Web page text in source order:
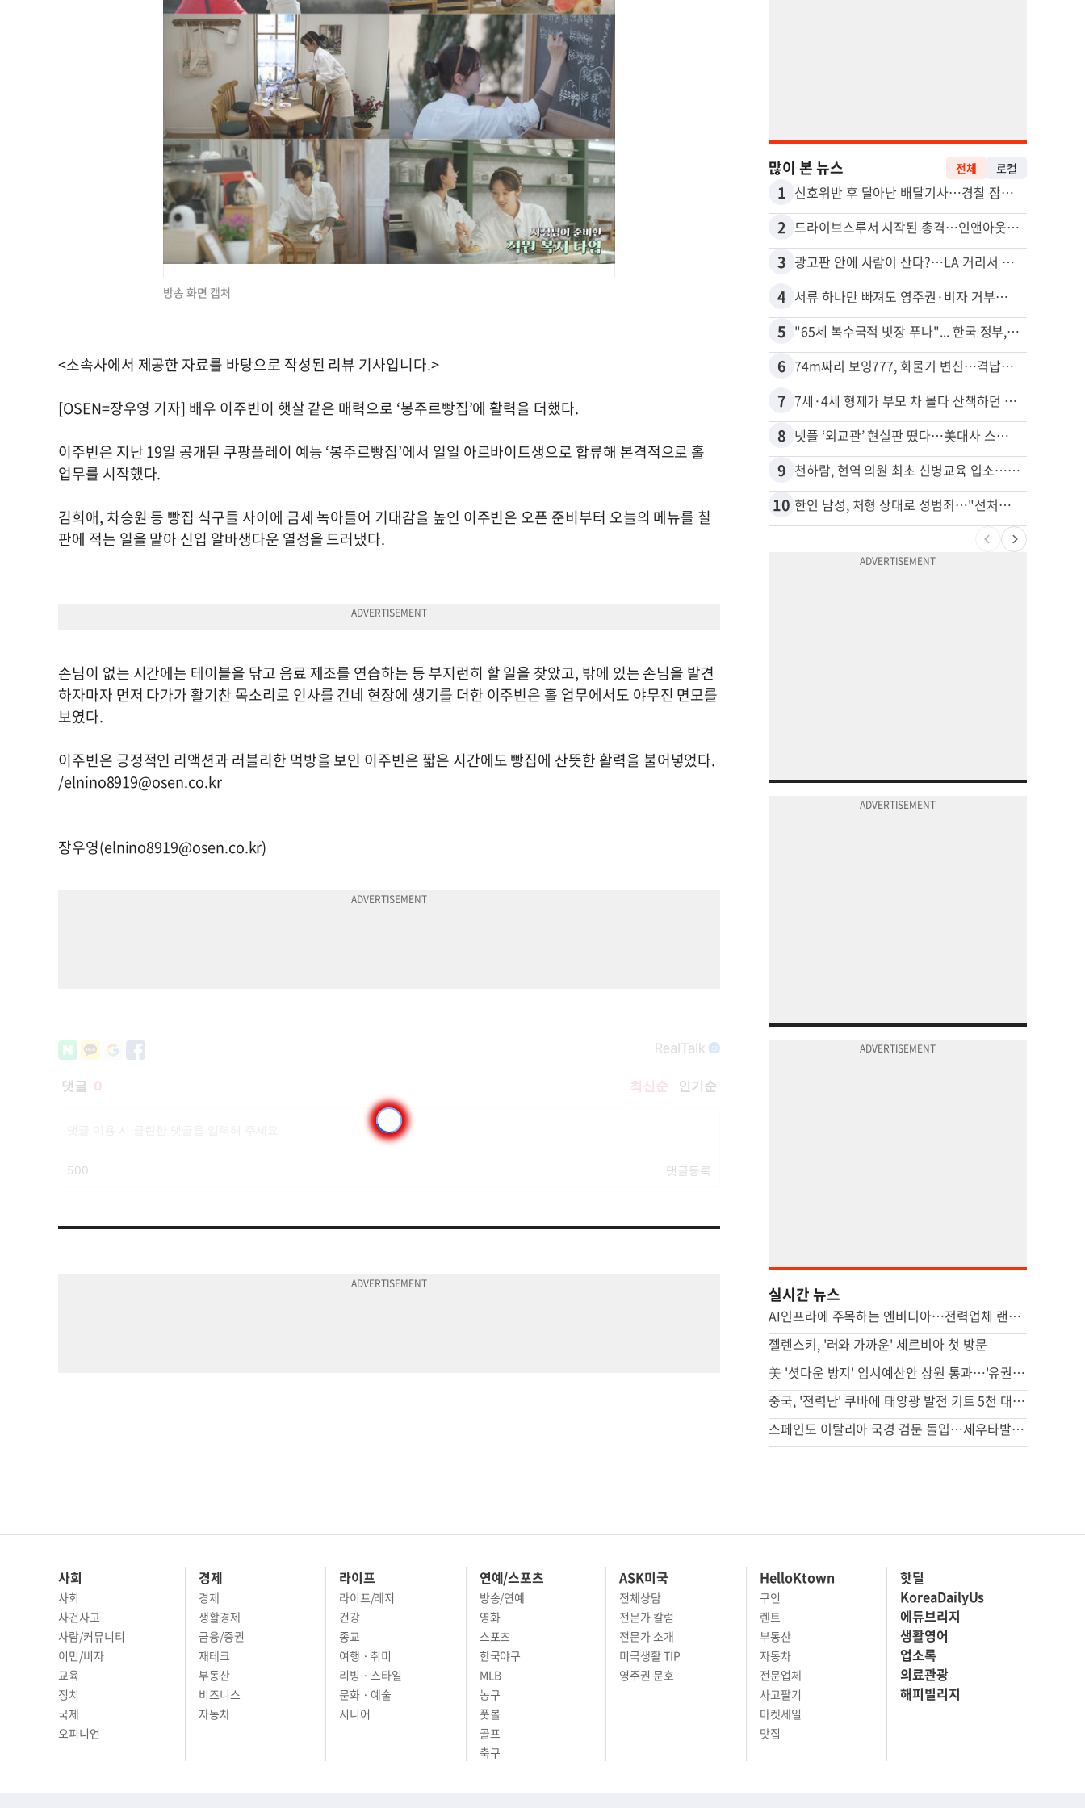
방송 화면 캡처
<소속사에서 제공한 자료를 바탕으로 작성된 리뷰 기사입니다.>
[OSEN=장우영 기자] 배우 이주빈이 햇살 같은 매력으로 ‘봉주르빵집’에 활력을 더했다.
이주빈은 지난 19일 공개된 쿠팡플레이 예능 ‘봉주르빵집’에서 일일 아르바이트생으로 합류해 본격적으로 홀
업무를 시작했다.
김희애, 차승원 등 빵집 식구들 사이에 금세 녹아들어 기대감을 높인 이주빈은 오픈 준비부터 오늘의 메뉴를 칠
판에 적는 일을 맡아 신입 알바생다운 열정을 드러냈다.
손님이 없는 시간에는 테이블을 닦고 음료 제조를 연습하는 등 부지런히 할 일을 찾았고, 밖에 있는 손님을 발견
하자마자 먼저 다가가 활기찬 목소리로 인사를 건네 현장에 생기를 더한 이주빈은 홀 업무에서도 야무진 면모를
보였다.
이주빈은 긍정적인 리액션과 러블리한 먹방을 보인 이주빈은 짧은 시간에도 빵집에 산뜻한 활력을 불어넣었다.
/elnino8919@osen.co.kr
장우영(elnino8919@osen.co.kr)
많이 본 뉴스 전체 로컬
1 신호위반 후 달아난 배달기사…경찰 잠복해 잡고보니 ‘반전’
2 드라이브스루서 시작된 총격…인앤아웃 참사 영상 공개
3 광고판 안에 사람이 산다?…LA 거리서 화제
4 서류 하나만 빠져도 영주권·비자 거부…심사관 재량권 대폭 확대
5 "65세 복수국적 빗장 푸나"... 한국 정부, 연령 완화 전면 추진
6 74m짜리 보잉777, 화물기 변신…격납고서 ‘보물’ 찾는 인천공항
7 7세·4세 형제가 부모 차 몰다 산책하던 여성 들이받아
8 넷플 ‘외교관’ 현실판 떴다…美대사 스틸 지키는 ‘신 스틸러’
9 천하람, 현역 의원 최초 신병교육 입소…논산서 2박3일 생활
10 한인 남성, 처형 상대로 성범죄…"선처해줬더니 배신자 취급"
실시간 뉴스
AI인프라에 주목하는 엔비디아…전력업체 랜시엄에 4조원 투자
젤렌스키, '러와 가까운' 세르비아 첫 방문
美 '셧다운 방지' 임시예산안 상원 통과…'유권자 ID법'은 좌절
중국, '전력난' 쿠바에 태양광 발전 키트 5천 대 기증
스페인도 이탈리아 국경 검문 돌입…세우타발 갈등 고조
사회
사회
사건사고
사람/커뮤니티
이민/비자
교육
정치
경제
경제
생활경제
금융/증권
재테크
부동산
라이프
라이프/레저
건강
종교
여행 · 취미
리빙 · 스타일
연예/스포츠
방송/연예
영화
스포츠
한국야구
MLB
농구
풋볼
ASK미국
전체상담
전문가 칼럼
전문가 소개
HelloKtown
구인
렌트
부동산
자동차
전문업체
사고팔기
핫딜
KoreaDailyUs
에듀브리지
생활영어
업소록